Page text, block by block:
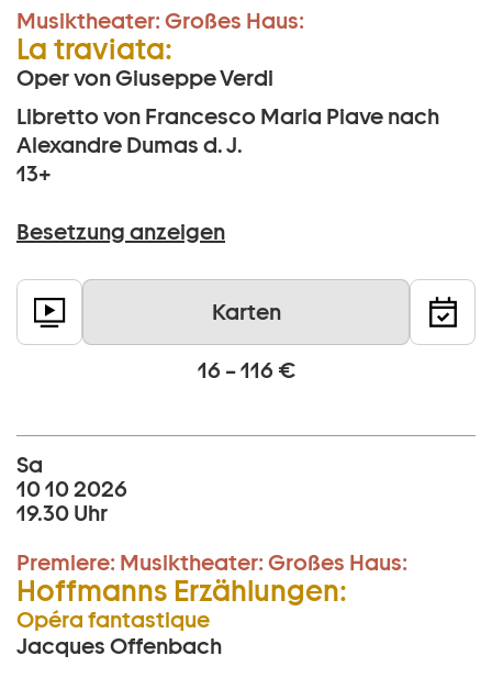
Musiktheater: Großes Haus:
La traviata:
Oper von Giuseppe Verdi
Libretto von Francesco Maria Piave nach
Alexandre Dumas d. J.
13+
Besetzung anzeigen
Karten
16 – 116 €
Sa
10 10 2026
19.30 Uhr
Premiere: Musiktheater: Großes Haus:
Hoffmanns Erzählungen:
Opéra fantastique
Jacques Offenbach